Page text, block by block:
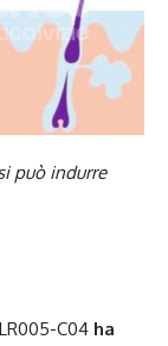
può indurre
C04 ha